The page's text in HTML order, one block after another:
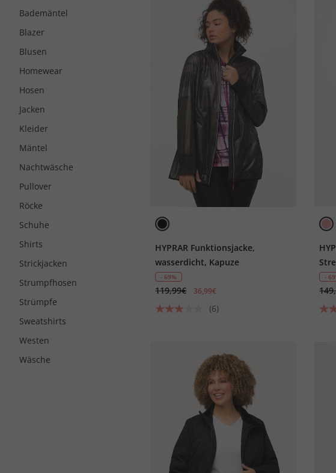
Bademäntel
Blazer
Blusen
Homewear
Hosen
Jacken
Kleider
Mäntel
Nachtwäsche
Pullover
Röcke
Schuhe
Shirts
Strickjacken
Strumpfhosen
Strümpfe
Sweatshirts
Westen
Wäsche
HYPRAR Funktionsjacke,
wasserdicht, Kapuze
- 69%
119,99€ 36,99€
(6)
-